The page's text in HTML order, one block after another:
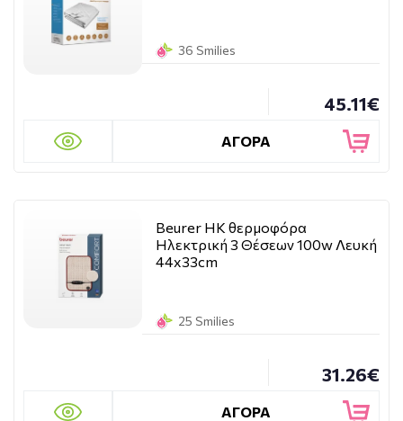
36 Smilies
45.11€
ΑΓΟΡΑ
Beurer HK θερμοφόρα
Ηλεκτρική 3 Θέσεων 100w Λευκή
44x33cm
25 Smilies
31.26€
ΑΓΟΡΑ